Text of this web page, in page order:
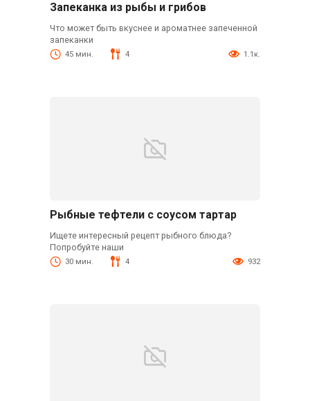
Запеканка из рыбы и грибов
Что может быть вкуснее и ароматнее запеченной
запеканки
45 мин. 4 1.1к.
Рыбные тефтели с соусом тартар
Ищете интересный рецепт рыбного блюда?
Попробуйте наши
30 мин. 4 932